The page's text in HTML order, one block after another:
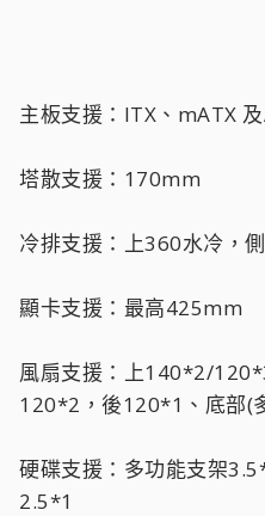
主板支援：ITX、mATX
塔散支援：170mm
冷排支援：上360水冷，
顯卡支援：最高425mm
風扇支援：上140*2/
120*2，後120*1、底部(
硬碟支援：多功能支架
2.5*1